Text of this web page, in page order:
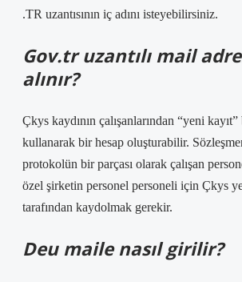
.TR uzantısının iç adını isteyebilirsiniz.
Gov.tr uzantılı mail
alınır?
Çkys kaydının çalışanlarından “yeni kayıt”
kullanarak bir hesap oluşturabilir.
protokolün bir parçası olarak çalışan
özel şirketin personel personeli için Çkys
tarafından kaydolmak gerekir.
Deu maile nasıl girilir?